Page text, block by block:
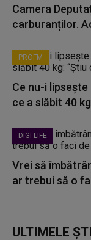
Camera
carburanților.
PROFM
Ce nu-i
ce a slăbit 40
DIGI LIFE
Vrei să
ar trebui să o
ULTIMELE